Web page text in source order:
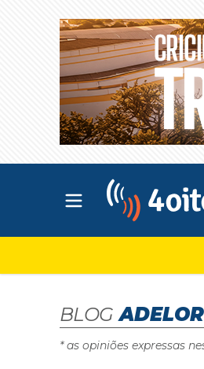
Abrir menu principal
BLOG
* as opiniões expressas